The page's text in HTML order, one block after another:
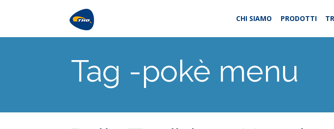
CHI SIAMO PRODOTTI
Tag -pokè menu